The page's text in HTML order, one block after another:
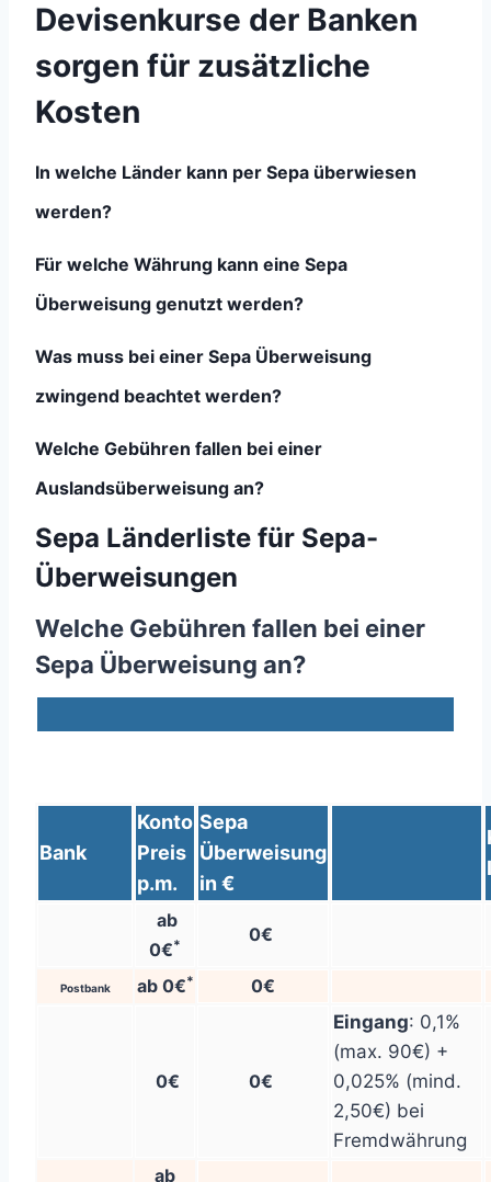
Devisenkurse der Banken
sorgen für zusätzliche
Kosten
In welche Länder kann per Sepa überwiesen
werden?
Für welche Währung kann eine Sepa
Überweisung genutzt werden?
Was muss bei einer Sepa Überweisung
zwingend beachtet werden?
Welche Gebühren fallen bei einer
Auslandsüberweisung an?
Sepa Länderliste für Sepa-
Überweisungen
Welche Gebühren fallen bei einer
Sepa Überweisung an?
Bank
Konto
Preis
p.m.
Sepa
Überweisung
in €
ab
0€* 0€
Postbank ab 0€* 0€
0€ 0€
Eingang: 0,1%
(max. 90€) +
0,025% (mind.
2,50€) bei
Fremdwährung
ab